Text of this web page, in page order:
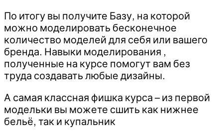
По итогу вы получите Базу, на которой
можно моделировать бесконечное
количество моделей для себя или вашего
бренда. Навыки моделирования ,
полученные на курсе помогут вам без
труда создавать любые дизайны.
А самая классная фишка курса – из первой
модельки вы можете сшить как нижнее
бельё, так и купальник